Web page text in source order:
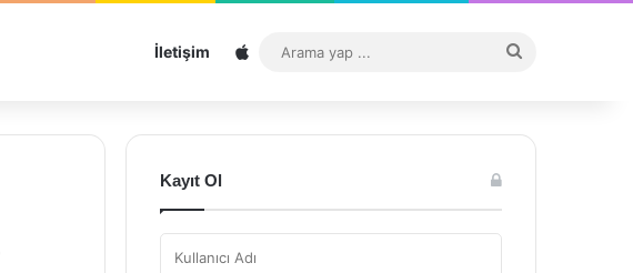
İletişim Sitemap
...
Kayıt Ol